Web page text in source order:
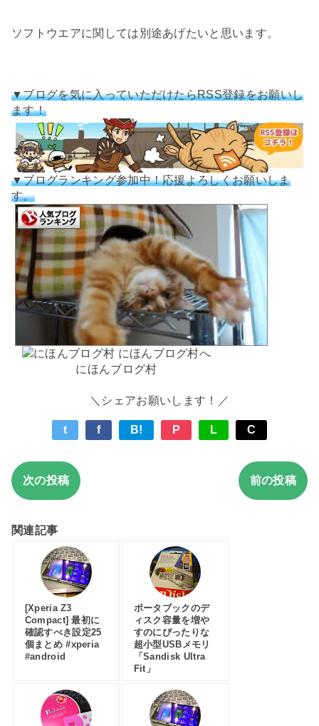
ソフトウエアに関しては別途あげたいと思います。
▼ブログを気に入っていただけたらRSS登録をお願いし
ます！
▼ブログランキング参加中！応援よろしくお願いしま
す。
にほんブログ村
＼シェアお願いします！／
t f B! P L C
次の投稿 前の投稿
関連記事
[Xperia Z3
Compact] 最初に
確認すべき設定25
個まとめ #xperia
#android
ポータブックのデ
ィスク容量を増や
すのにぴったりな
超小型USBメモリ
「Sandisk Ultra
Fit」